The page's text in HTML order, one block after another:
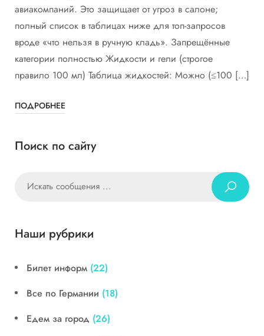
авиакомпаний. Это защищает от угроз в салоне;
полный список в таблицах ниже для топ-запросов
вроде «что нельзя в ручную кладь». Запрещённые
категории полностью Жидкости и гели (строгое
правило 100 мл) Таблица жидкостей: Можно (≤100 […]
ПОДРОБНЕЕ
Поиск по сайту
Наши рубрики
Билет информ (22)
Все по Германии (18)
Едем за город (26)